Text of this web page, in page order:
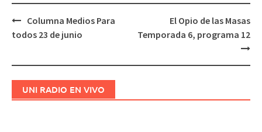
Navegación
Columna Medios Para
todos 23 de junio
El Opio de las Masas
Temporada 6, programa 12
UNI RADIO EN VIVO